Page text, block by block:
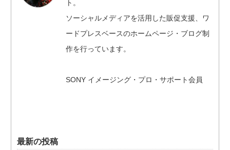
ト。
ソーシャルメディアを活用した販促支援、ワ
ードプレスベースのホームページ・ブログ制
作を行っています。
SONY イメージング・プロ・サポート会員
最新の投稿